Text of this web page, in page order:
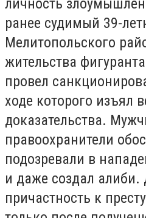
личность
ранее судимый 39-
Мелитопольского
жительства
провел
ходе которого изъял
доказательства.
правоохранители
подозревали в
и даже создал алиби.
причастность к